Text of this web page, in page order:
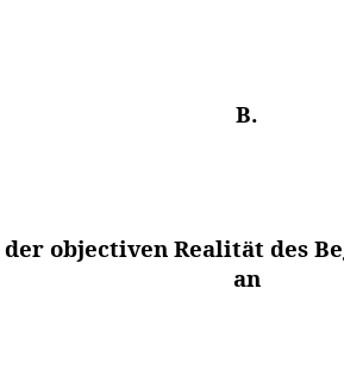
B.
der objectiven Realität des
an